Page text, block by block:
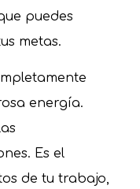
puedes
metas.
energía.
Es el
de tu trabajo,